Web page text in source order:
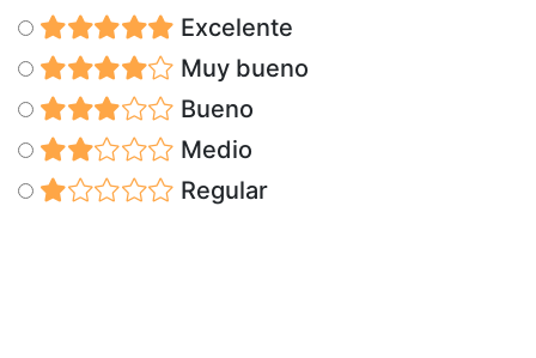
Excelente
Muy bueno
Bueno
Medio
Regular